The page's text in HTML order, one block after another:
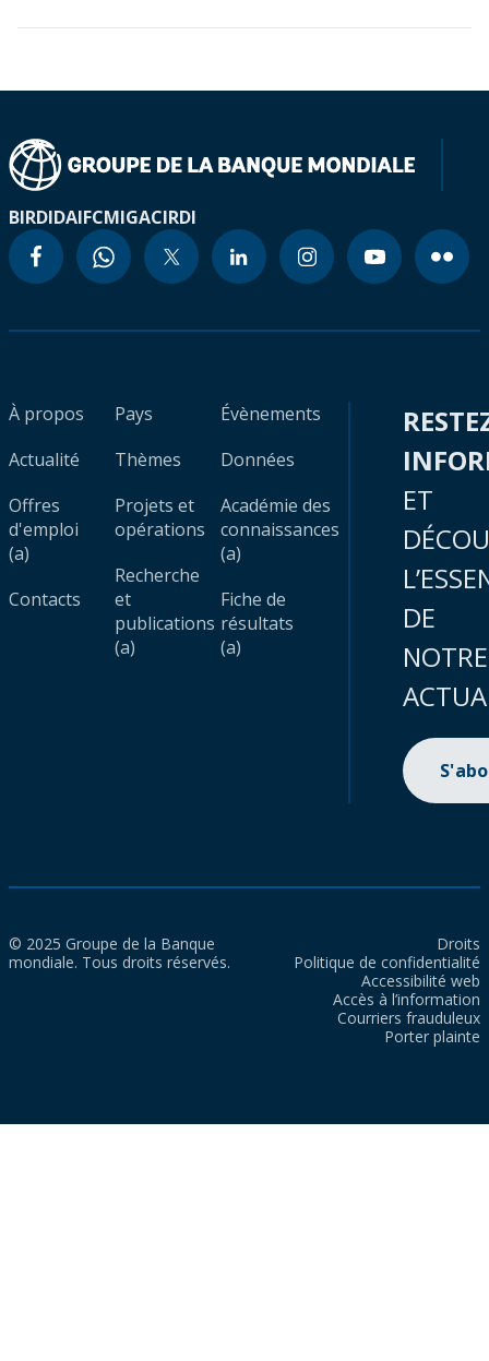
BIRDIDAIFCMIGACIRDI
À propos
Actualité
Offres
d'emploi
(a)
Contacts
Pays
Thèmes
Projets et
opérations
Recherche
et
publications
(a)
Évènements
Données
Académie des
connaissances
(a)
Fiche de
résultats
(a)
ET
DE
NOTRE
© 2025 Groupe de la Banque
mondiale. Tous droits réservés.
Droits
Politique de confidentialité
Accessibilité web
Accès à l’information
Courriers frauduleux
Porter plainte